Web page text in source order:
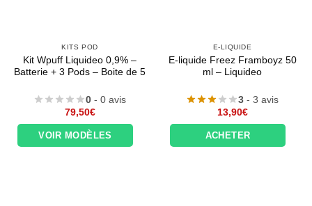
KITS POD
Kit Wpuff Liquideo 0,9% –
Batterie + 3 Pods – Boite de 5
0 - 0 avis
79,50€
VOIR MODÈLES
E-LIQUIDE
E-liquide Freez Framboyz 50
ml – Liquideo
3 - 3 avis
13,90€
ACHETER